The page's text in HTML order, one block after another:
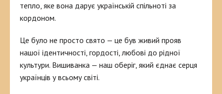
тепло, яке вона дарує українській спільноті за
кордоном.
Це було не просто свято — це був живий прояв
нашої ідентичності, гордості, любові до рідної
культури. Вишиванка — наш оберіг, який єднає серця
українців у всьому світі.